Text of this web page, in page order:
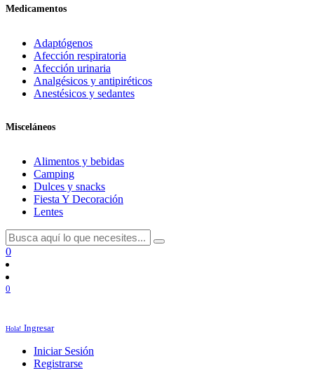
Medicamentos
Adaptógenos
Afección respiratoria
Afección urinaria
Analgésicos y antipiréticos
Anestésicos y sedantes
Misceláneos
Alimentos y bebidas
Camping
Dulces y snacks
Fiesta Y Decoración
Lentes
0
0
Hola! Ingresar
Iniciar Sesión
Registrarse